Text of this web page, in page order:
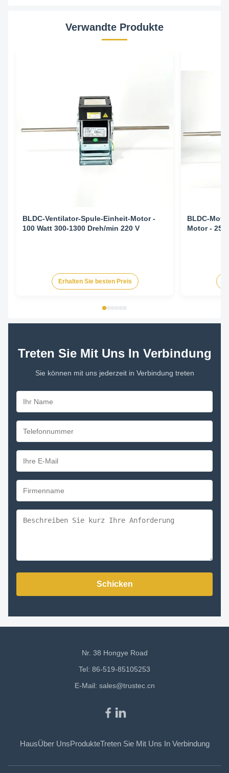
Verwandte Produkte
BLDC-Ventilator-Spule-Einheit-Motor -
100 Watt 300-1300 Dreh/min 220 V
Erhalten Sie besten Preis
BLDC-
Motor -
Treten Sie Mit Uns In Verbindung
Sie können mit uns jederzeit in Verbindung treten
Schicken
Nr. 38 Hongye Road
Tel: 86-519-85105253
E-Mail: sales@trustec.cn
HausÜber UnsProdukteTreten Sie Mit Uns In Verbindung